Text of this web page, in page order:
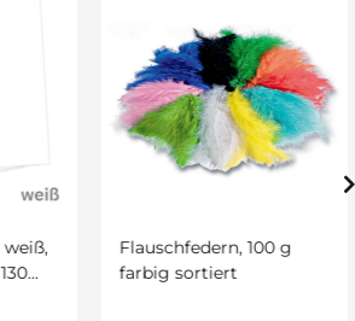
Flauschfedern, 100 g
farbig sortiert